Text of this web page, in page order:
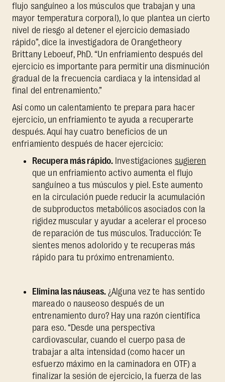
flujo sanguíneo a los músculos que trabajan y una
mayor temperatura corporal), lo que plantea un cierto
nivel de riesgo al detener el ejercicio demasiado
rápido”, dice la investigadora de Orangetheory
Brittany Leboeuf, PhD. “Un enfriamiento después del
ejercicio es importante para permitir una disminución
gradual de la frecuencia cardiaca y la intensidad al
final del entrenamiento.”
Así como un calentamiento te prepara para hacer
ejercicio, un enfriamiento te ayuda a recuperarte
después. Aquí hay cuatro beneficios de un
enfriamiento después de hacer ejercicio:
Recupera más rápido. Investigaciones sugieren
que un enfriamiento activo aumenta el flujo
sanguíneo a tus músculos y piel. Este aumento
en la circulación puede reducir la acumulación
de subproductos metabólicos asociados con la
rigidez muscular y ayudar a acelerar el proceso
de reparación de tus músculos. Traducción: Te
sientes menos adolorido y te recuperas más
rápido para tu próximo entrenamiento.
Elimina las náuseas. ¿Alguna vez te has sentido
mareado o nauseoso después de un
entrenamiento duro? Hay una razón científica
para eso. “Desde una perspectiva
cardiovascular, cuando el cuerpo pasa de
trabajar a alta intensidad (como hacer un
esfuerzo máximo en la caminadora en OTF) a
finalizar la sesión de ejercicio, la fuerza de las